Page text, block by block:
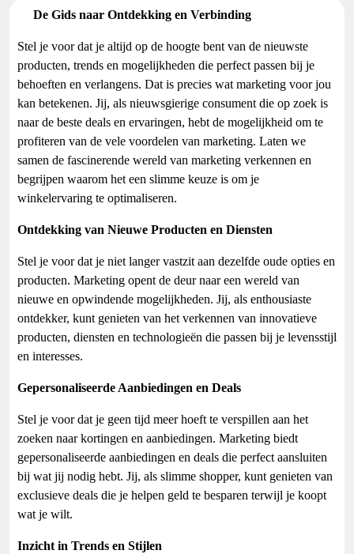
De Gids naar Ontdekking en Verbinding
Stel je voor dat je altijd op de hoogte bent van de nieuwste
producten, trends en mogelijkheden die perfect passen bij je
behoeften en verlangens. Dat is precies wat marketing voor jou
kan betekenen. Jij, als nieuwsgierige consument die op zoek is
naar de beste deals en ervaringen, hebt de mogelijkheid om te
profiteren van de vele voordelen van marketing. Laten we
samen de fascinerende wereld van marketing verkennen en
begrijpen waarom het een slimme keuze is om je
winkelervaring te optimaliseren.
Ontdekking van Nieuwe Producten en Diensten
Stel je voor dat je niet langer vastzit aan dezelfde oude opties en
producten. Marketing opent de deur naar een wereld van
nieuwe en opwindende mogelijkheden. Jij, als enthousiaste
ontdekker, kunt genieten van het verkennen van innovatieve
producten, diensten en technologieën die passen bij je levensstijl
en interesses.
Gepersonaliseerde Aanbiedingen en Deals
Stel je voor dat je geen tijd meer hoeft te verspillen aan het
zoeken naar kortingen en aanbiedingen. Marketing biedt
gepersonaliseerde aanbiedingen en deals die perfect aansluiten
bij wat jij nodig hebt. Jij, als slimme shopper, kunt genieten van
exclusieve deals die je helpen geld te besparen terwijl je koopt
wat je wilt.
Inzicht in Trends en Stijlen